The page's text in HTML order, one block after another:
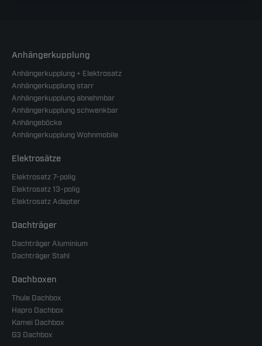
Anhängerkupplung
Anhängerkupplung + Elektrosatz
Anhängerkupplung starr
Anhängerkupplung abnehmbar
Anhängerkupplung schwenkbar
Anhängeböcke
Anhängerkupplung Wohnmobile
Elektrosätze
Elektrosatz 7-polig
Elektrosatz 13-polig
Elektrosatz Adapter
Dachträger
Dachträger Aluminium
Dachträger Stahl
Dachboxen
Thule Dachbox
Hapro Dachbox
Kamei Dachbox
G3 Dachbox